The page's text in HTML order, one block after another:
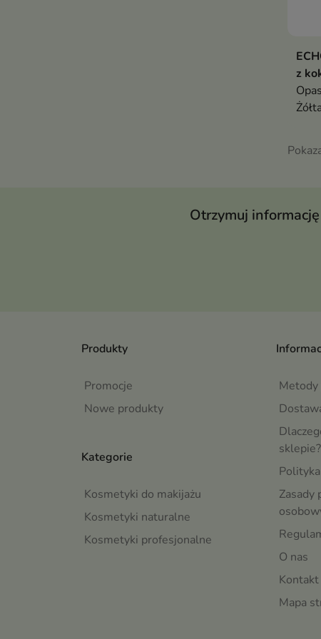
z
Otrzymuj
Produkty
Promocje
Nowe produkty
Metody
sklepie?
Zasady
O nas
Kontakt
Mapa
Kategorie
Kosmetyki do makijażu
Kosmetyki naturalne
Kosmetyki profesjonalne